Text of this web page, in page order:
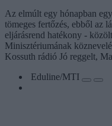
Az elmúlt egy hónapban
tömeges fertőzés, ebből az
eljárásrend hatékony -
Minisztériumának
Kossuth rádió Jó reggelt,
Eduline/MTI